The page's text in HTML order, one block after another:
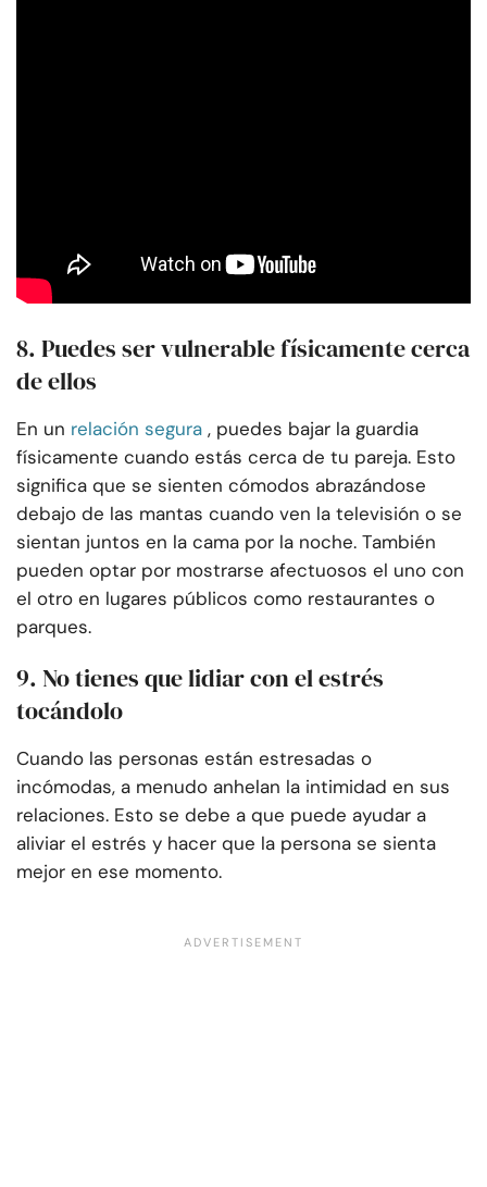
8. Puedes ser vulnerable físicamente cerca
de ellos
En un relación segura , puedes bajar la guardia
físicamente cuando estás cerca de tu pareja. Esto
significa que se sienten cómodos abrazándose
debajo de las mantas cuando ven la televisión o se
sientan juntos en la cama por la noche. También
pueden optar por mostrarse afectuosos el uno con
el otro en lugares públicos como restaurantes o
parques.
9. No tienes que lidiar con el estrés
tocándolo
Cuando las personas están estresadas o
incómodas, a menudo anhelan la intimidad en sus
relaciones. Esto se debe a que puede ayudar a
aliviar el estrés y hacer que la persona se sienta
mejor en ese momento.